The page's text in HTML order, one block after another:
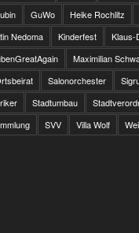
GuWo Heike Rochlitz
Nedoma Kinderfest
Klaus-
Maximilian
Salonorchester
Stadtumbau
SVV Villa Wolf